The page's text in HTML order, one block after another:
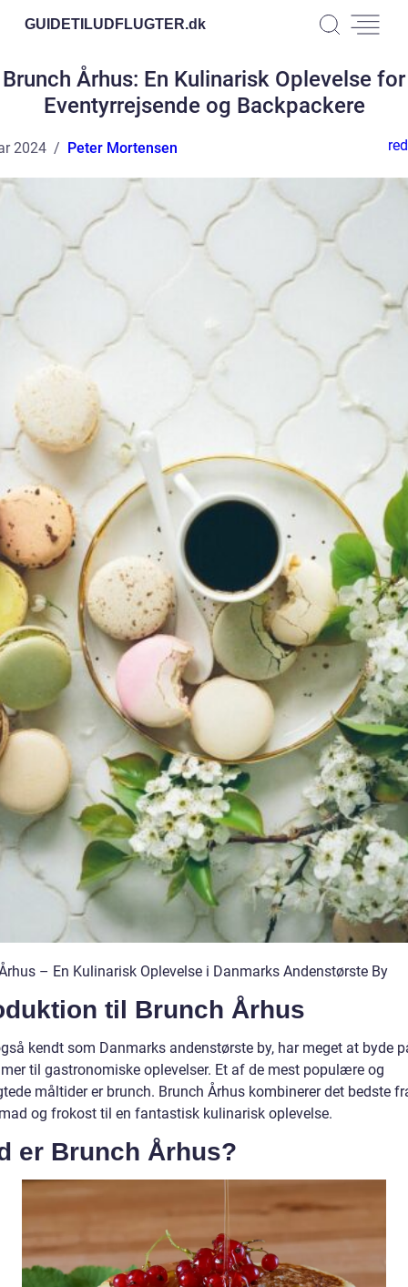
GUIDETILUDFLUGTER.dk
Brunch Århus: En Kulinarisk Oplevelse for
Eventyrrejsende og Backpackere
2024 Peter Mortensen
– En Kulinarisk Oplevelse i Danmarks Andenstørste By
til Brunch Århus
kendt som Danmarks andenstørste by, har meget at byde
til gastronomiske oplevelser. Et af de mest populære og
måltider er brunch. Brunch Århus kombinerer det bedste
og frokost til en fantastisk kulinarisk oplevelse.
er Brunch Århus?